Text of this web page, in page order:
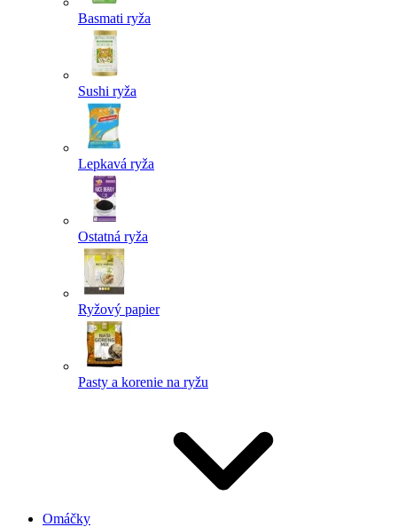
Basmati ryža
Sushi ryža
Lepkavá ryža
Ostatná ryža
Ryžový papier
Pasty a korenie na ryžu
Omáčky